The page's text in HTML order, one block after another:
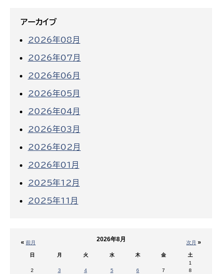
アーカイブ
2026年08月
2026年07月
2026年06月
2026年05月
2026年04月
2026年03月
2026年02月
2026年01月
2025年12月
2025年11月
« 前月 次月 »
2026年8月
日 月 火 水 木 金
土
1
2
3 4 5 6 7
8